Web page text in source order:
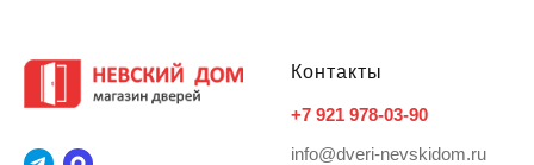
Контакты
+7 921 978-03-90
info@dveri-nevskidom.ru